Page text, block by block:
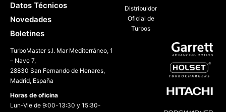
Distribuidor
Oficial de
Turbos
Datos Técnicos
Novedades
Boletines
TurboMaster s.l. Mar Mediterráneo, 1
– Nave 7,
28830 San Fernando de Henares,
Madrid, España
Horas de oficina
Lun-Vie de 9:00-13:30 y 15:30-